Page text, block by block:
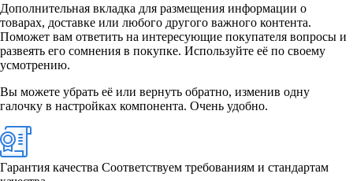
Дополнительная вкладка для размещения информации о
товарах, доставке или любого другого важного контента.
Поможет вам ответить на интересующие покупателя вопросы и
развеять его сомнения в покупке. Используйте её по своему
усмотрению.
Вы можете убрать её или вернуть обратно, изменив одну
галочку в настройках компонента. Очень удобно.
Гарантия качества Соответствуем требованиям и стандартам